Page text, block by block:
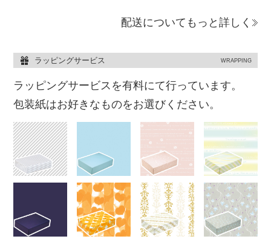
配送についてもっと詳しく
ラッピングサービス WRAPPING
ラッピングサービスを有料にて行っています。
包装紙はお好きなものをお選びください。